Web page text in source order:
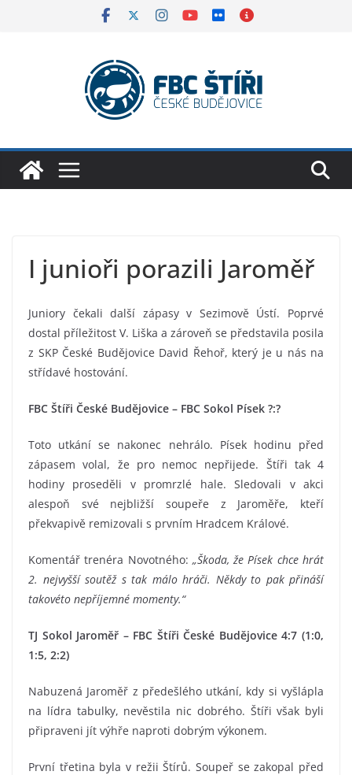
I junioři porazili Jaroměř
Juniory čekali další zápasy v Sezimově Ústí. Poprvé
dostal příležitost V. Liška a zároveň se představila posila
z SKP České Budějovice David Řehoř, který je u nás na
střídavé hostování.
FBC Štíři České Budějovice – FBC Sokol Písek ?:?
Toto utkání se nakonec nehrálo. Písek hodinu před
zápasem volal, že pro nemoc nepřijede. Štíři tak 4
hodiny proseděli v promrzlé hale. Sledovali v akci
alespoň své nejbližší soupeře z Jaroměře, kteří
překvapivě remizovali s prvním Hradcem Králové.
Komentář trenéra Novotného: „Škoda, že Písek chce hrát
2. nejvyšší soutěž s tak málo hráči. Někdy to pak přináší
takovéto nepříjemné momenty.“
TJ Sokol Jaroměř – FBC Štíři České Budějovice 4:7 (1:0,
1:5, 2:2)
Nabuzená Jaroměř z předešlého utkání, kdy si vyšlápla
na lídra tabulky, nevěstila nic dobrého. Štíři však byli
připraveni jít výhře naproti dobrým výkonem.
První třetina byla v režii Štírů. Soupeř se zakopal před